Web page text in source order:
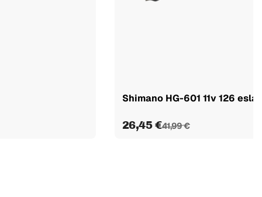
Shimano HG-601 11v 126
26,45 €41,99 €